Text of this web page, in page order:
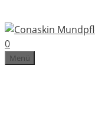
Inhalt
springen
0
Menü